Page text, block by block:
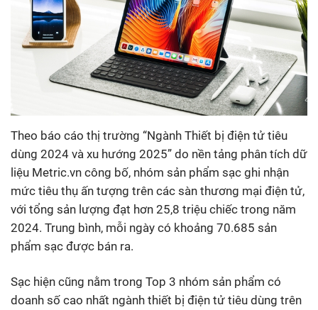
Theo báo cáo thị trường “Ngành Thiết bị điện tử tiêu
dùng 2024 và xu hướng 2025” do nền tảng phân tích dữ
liệu Metric.vn công bố, nhóm sản phẩm sạc ghi nhận
mức tiêu thụ ấn tượng trên các sàn thương mại điện tử,
với tổng sản lượng đạt hơn 25,8 triệu chiếc trong năm
2024. Trung bình, mỗi ngày có khoảng 70.685 sản
phẩm sạc được bán ra.
Sạc hiện cũng nằm trong Top 3 nhóm sản phẩm có
doanh số cao nhất ngành thiết bị điện tử tiêu dùng trên